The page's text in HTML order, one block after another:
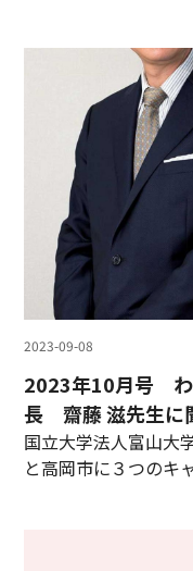
2023-09-08
2023年10月号
長 齋藤 滋先生に
国立大学法人富山大
と高岡市に３つのキ